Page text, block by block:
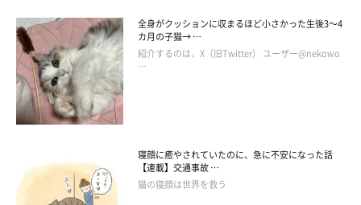
全身がクッションに収まるほど小さかった生後3～4
カ月の子猫→ …
紹介するのは、X（旧Twitter） ユーザー@nekowo
…
寝顔に癒やされていたのに、急に不安になった話
【連載】交通事故 …
猫の寝顔は世界を救う